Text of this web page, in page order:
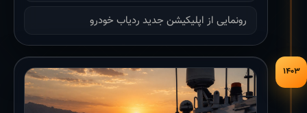
رونمایی از اپلیکیشن جدید ردیاب خودرو
۱۴۰۳